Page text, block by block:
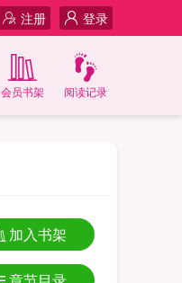
登录
注册
阅读记录
会员书架
加入书架